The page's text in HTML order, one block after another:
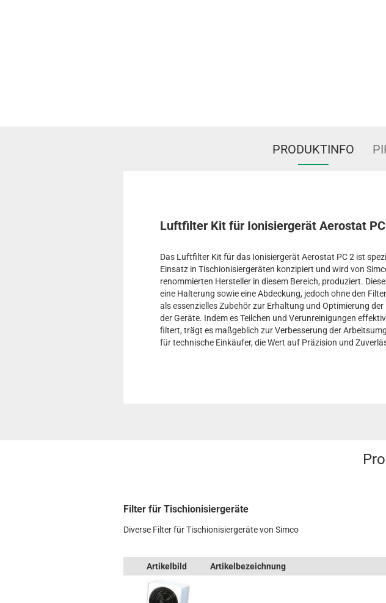
PRODUKTINFO
Luftfilter Kit für Ionisiergerät Aerostat
Das Luftfilter Kit für das Ionisiergerät Aerostat PC 2 ist
Einsatz in Tischionisiergeräten konzipiert und wird von
renommierten Hersteller in diesem Bereich, produziert.
eine Halterung sowie eine Abdeckung, jedoch ohne den
als essenzielles Zubehör zur Erhaltung und Optimierung
der Geräte. Indem es Teilchen und Verunreinigungen
filtert, trägt es maßgeblich zur Verbesserung der
für technische Einkäufer, die Wert auf Präzision und
Filter für Tischionisiergeräte
Diverse Filter für Tischionisiergeräte von Simco
Artikelbild Artikelbezeichnung